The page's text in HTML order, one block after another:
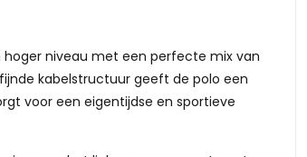
niveau met een perfecte mix van
kabelstructuur geeft de polo een
voor een eigentijdse en sportieve